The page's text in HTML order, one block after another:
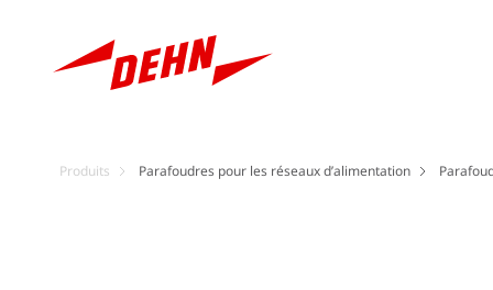
Produits Parafoudres pour les réseaux d’alimentation